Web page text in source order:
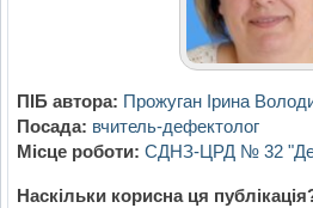
ПІБ автора: Прожуган Ірина
Посада: вчитель-дефектолог
Місце роботи: СДНЗ-ЦРД № 32
Наскільки корисна ця